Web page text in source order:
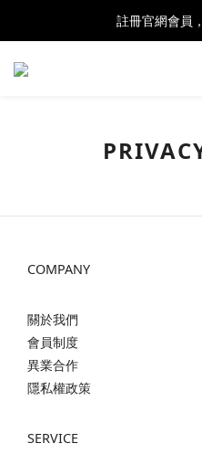
全館消費滿$2500
註冊官網會員
全館消費滿$2500
COMPANY
關於我們
會員制度
異業合作
隱私權政策
SERVICE